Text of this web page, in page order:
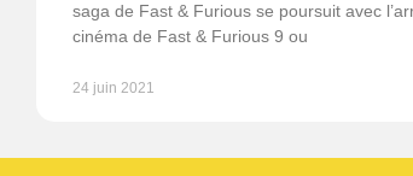
saga de Fast & Furious se poursuit avec
cinéma de Fast & Furious 9 ou
24 juin 2021